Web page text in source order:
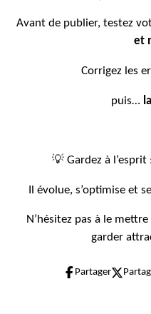
Avant de publier, testez
et
Corrigez les
puis…
💡 Gardez à
Il évolue, s’optimise et
N’hésitez pas à le
garder
Partager